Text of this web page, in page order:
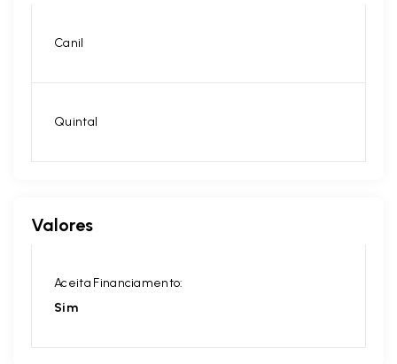
Canil
Quintal
Valores
Aceita Financiamento:
Sim